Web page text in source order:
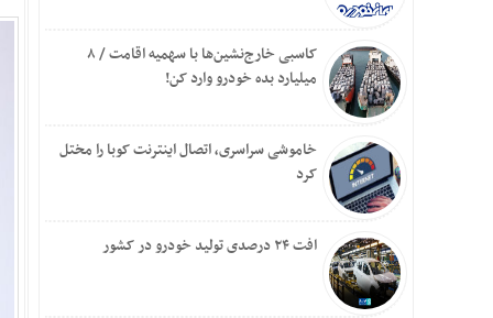
کاسبی خارج‌نشین‌ها با سهمیه اقامت / ۸
میلیارد بده خودرو وارد کن!
خاموشی سراسری، اتصال اینترنت کوبا را مختل
کرد
افت ۲۴ درصدی تولید خودرو در کشور